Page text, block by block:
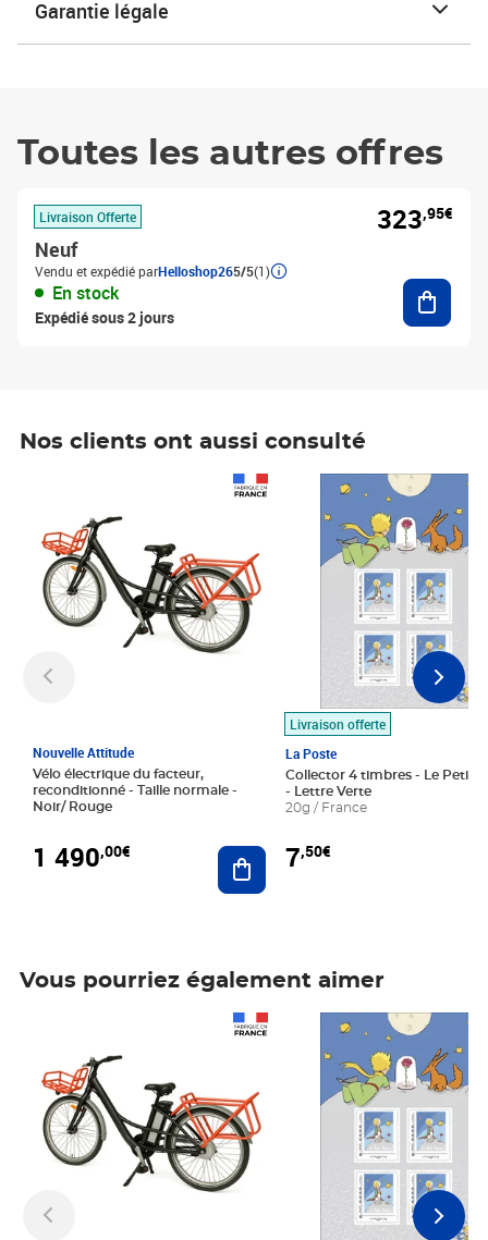
Garantie légale
Toutes les autres offres
Livraison Offerte
Neuf
Vendu et expédié parHelloshop265/5(1)
En stock
Expédié sous 2 jours
323,95€
Nos clients ont aussi consulté
Nouvelle Attitude
Vélo électrique du facteur,
reconditionné - Taille normale -
Noir/ Rouge
1 490,00€ Ajouter au panier
Livraison offerte
La Poste
Collector 4 timbres - Le Petit
- Lettre Verte
20g / France
7,50€
Prix 7,50€
Vous pourriez également aimer
Prix 7,50€